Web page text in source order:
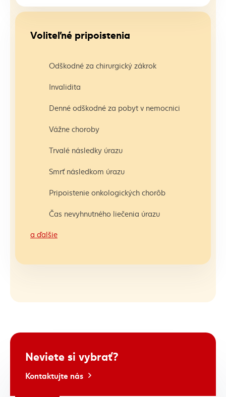
Voliteľné pripoistenia
Odškodné za chirurgický zákrok
Invalidita
Denné odškodné za pobyt v nemocnici
Vážne choroby
Trvalé následky úrazu
Smrť následkom úrazu
Pripoistenie onkologických chorôb
Čas nevyhnutného liečenia úrazu
a ďalšie
Neviete si vybrať?
Kontaktujte nás